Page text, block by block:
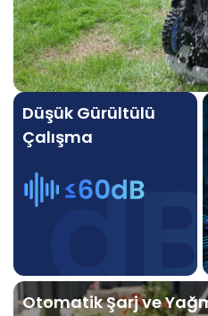
Düşük Gürültülü
Çalışma
Otomatik Şarj ve